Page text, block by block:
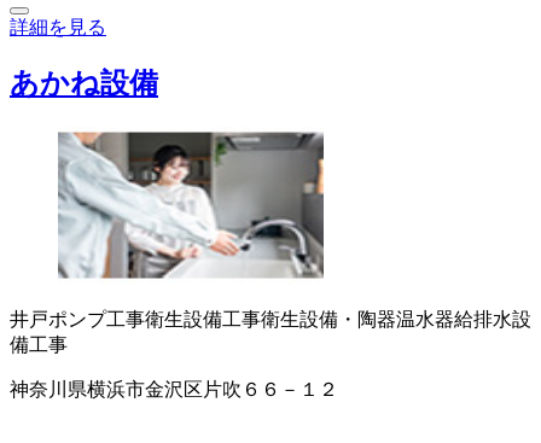
詳細を見る
あかね設備
井戸ポンプ工事衛生設備工事衛生設備・陶器温水器給排水設
備工事
神奈川県横浜市金沢区片吹６６－１２